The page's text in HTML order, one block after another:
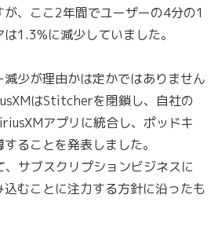
、ここ2年間でユーザーの4分の1
1.3%に減少していました。
少が理由かは定かではありません
はStitcherを閉鎖し、自社の
アプリに統合し、ポッドキ
ることを発表しました。
サブスクリプションビジネスに
むことに注力する方針に沿ったも